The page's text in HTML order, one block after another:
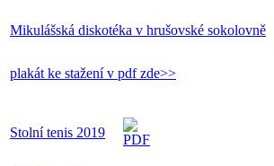
Mikulášská diskotéka v hrušovské sokolovně
plakát ke stažení v pdf zde>>
Stolní tenis 2019